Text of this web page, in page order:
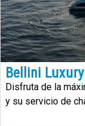
Bellini
Disfruta de la
y su servicio de